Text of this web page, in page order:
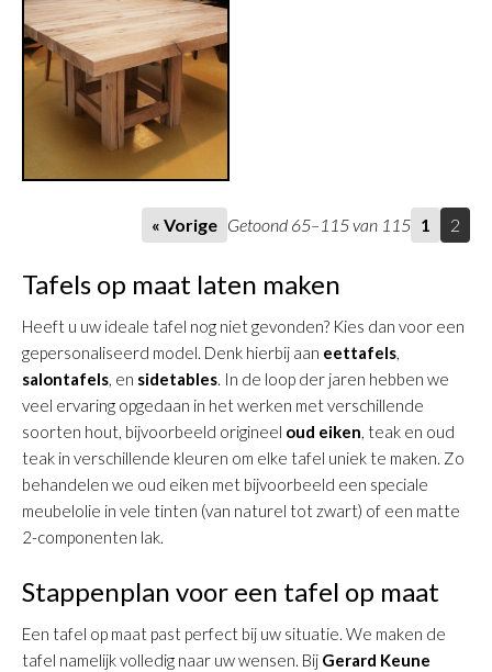
« Vorige Getoond 65–115 van 115 1 2
Tafels op maat laten maken
Heeft u uw ideale tafel nog niet gevonden? Kies dan voor een
gepersonaliseerd model. Denk hierbij aan eettafels,
salontafels, en sidetables. In de loop der jaren hebben we
veel ervaring opgedaan in het werken met verschillende
soorten hout, bijvoorbeeld origineel oud eiken, teak en oud
teak in verschillende kleuren om elke tafel uniek te maken. Zo
behandelen we oud eiken met bijvoorbeeld een speciale
meubelolie in vele tinten (van naturel tot zwart) of een matte
2-componenten lak.
Stappenplan voor een tafel op maat
Een tafel op maat past perfect bij uw situatie. We maken de
tafel namelijk volledig naar uw wensen. Bij Gerard Keune